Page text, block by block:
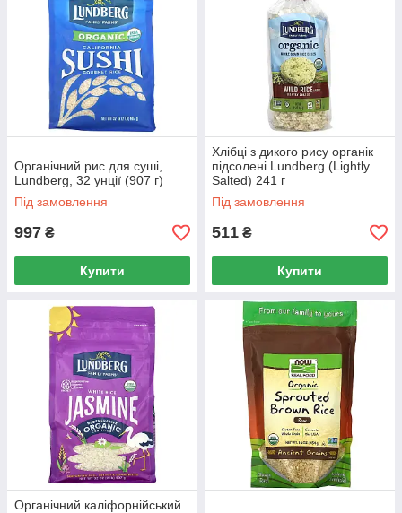
Органічний рис для суші,
Lundberg, 32 унції (907 г)
Під замовлення
997 ₴
Купити
Хлібці з дикого рису органік
підсолені Lundberg (Lightly
Salted) 241 г
Під замовлення
511 ₴
Купити
Органічний каліфорнійський